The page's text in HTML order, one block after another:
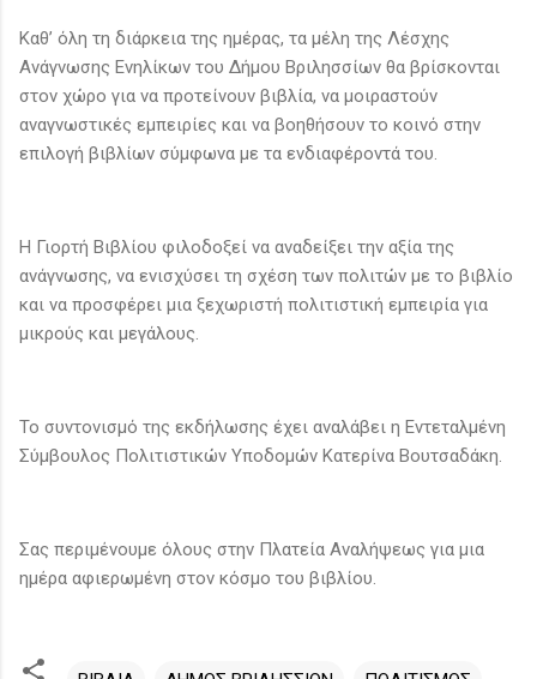
Καθ’ όλη τη διάρκεια της ημέρας, τα μέλη της Λέσχης
Ανάγνωσης Ενηλίκων του Δήμου Βριλησσίων θα βρίσκονται
στον χώρο για να προτείνουν βιβλία, να μοιραστούν
αναγνωστικές εμπειρίες και να βοηθήσουν το κοινό στην
επιλογή βιβλίων σύμφωνα με τα ενδιαφέροντά του.
Η Γιορτή Βιβλίου φιλοδοξεί να αναδείξει την αξία της
ανάγνωσης, να ενισχύσει τη σχέση των πολιτών με το βιβλίο
και να προσφέρει μια ξεχωριστή πολιτιστική εμπειρία για
μικρούς και μεγάλους.
To συντονισμό της εκδήλωσης έχει αναλάβει η Εντεταλμένη
Σύμβουλος Πολιτιστικών Υποδομών Κατερίνα Βουτσαδάκη.
Σας περιμένουμε όλους στην Πλατεία Αναλήψεως για μια
ημέρα αφιερωμένη στον κόσμο του βιβλίου.